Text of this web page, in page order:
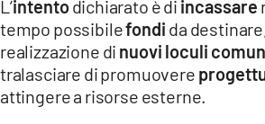
L’intentodichiarato è di incassare
tempo possibilefondi da
realizzazione di nuovi loculi
tralasciare di promuovere
attingere a risorse esterne.